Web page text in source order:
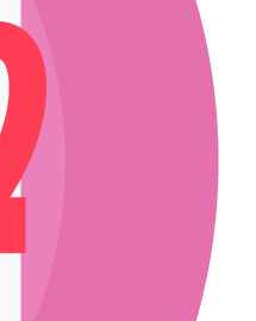
эскиз
емкости